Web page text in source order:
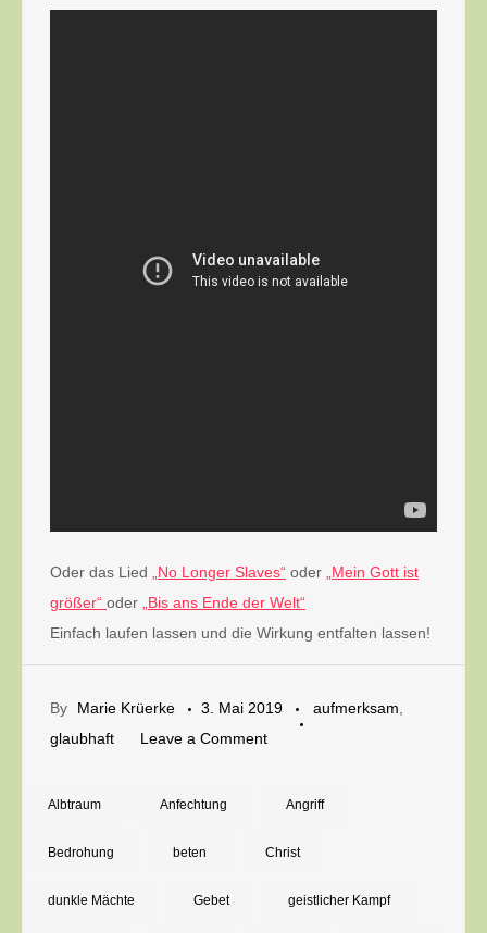
Oder das Lied „No Longer Slaves“ oder
„Mein Gott ist
größer“ oder
„Bis ans Ende der Welt“
Einfach laufen lassen und die Wirkung entfalten lassen!
By Marie Krüerke 3. Mai 2019 aufmerksam
glaubhaft
Leave a Commenton
Waffen
Angst
Albtraum Anfechtung Angriff
Bedrohung beten Christ
dunkle Mächte Gebet geistlicher Kampf